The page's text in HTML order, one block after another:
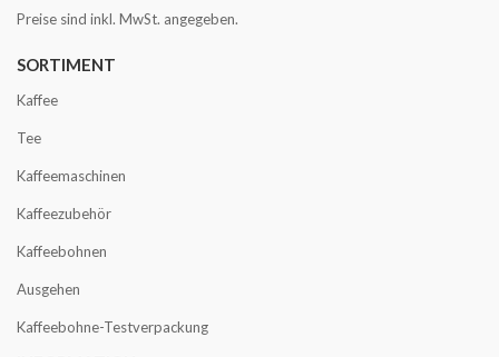
Preise sind inkl. MwSt. angegeben.
SORTIMENT
Kaffee
Tee
Kaffeemaschinen
Kaffeezubehör
Kaffeebohnen
Ausgehen
Kaffeebohne-Testverpackung